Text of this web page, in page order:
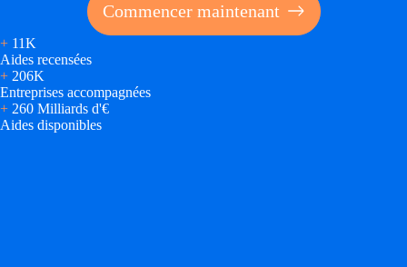
Commencer maintenant
+ 11K
Aides recensées
+ 206K
Entreprises accompagnées
+ 260 Milliards d'€
Aides disponibles